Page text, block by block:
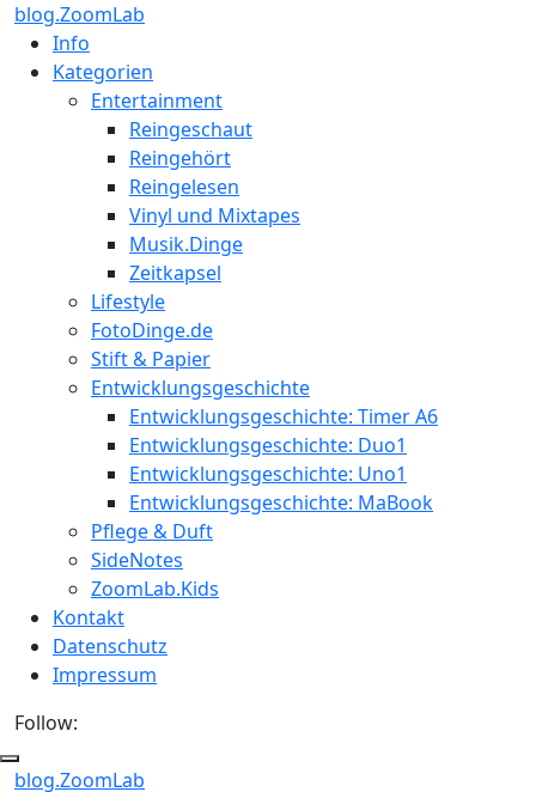
blog.ZoomLab
Info
Kategorien
Entertainment
Reingeschaut
Reingehört
Reingelesen
Vinyl und Mixtapes
Musik.Dinge
Zeitkapsel
Lifestyle
FotoDinge.de
Stift & Papier
Entwicklungsgeschichte
Entwicklungsgeschichte: Timer A6
Entwicklungsgeschichte: Duo1
Entwicklungsgeschichte: Uno1
Entwicklungsgeschichte: MaBook
Pflege & Duft
SideNotes
ZoomLab.Kids
Kontakt
Datenschutz
Impressum
Follow:
blog.ZoomLab